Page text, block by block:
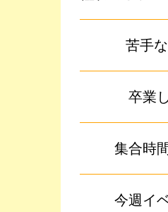
苦手
卒業
集合時
今週イ